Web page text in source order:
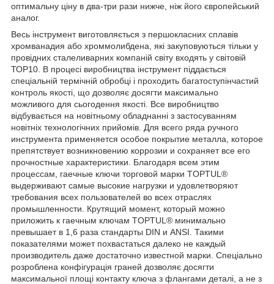
оптимальну ціну в два-три рази нижче, ніж його європейський
аналог.
Весь інструмент виготовляється з першокласних сплавів
хромванадия або хроммолибдена, які закуповуються тільки у
провідних сталеливарних компаній світу входять у світовій
ТОР10. В процесі виробництва інструмент піддається
спеціальній термічній обробці і проходить багатоступінчастий
контроль якості, що дозволяє досягти максимально
можливого для сьогодення якості. Все виробництво
відбувається на новітньому обладнанні з застосуванням
новітніх технологічних прийомів. Для всего ряда ручного
инструмента применяется особое покрытие металла, которое
препятствует возникновению коррозии и сохраняет все его
прочностные характеристики. Благодаря всем этим
процессам, гаечные ключи торговой марки TOPTUL®
выдерживают самые высокие нагрузки и удовлетворяют
требования всех пользователей во всех отраслях
промышленности. Крутящий момент, который можно
приложить к гаечным ключам TOPTUL® минимально
превышает в 1,6 раза стандарты DIN и ANSI. Такими
показателями может похвастаться далеко не каждый
производитель даже достаточно известной марки. Спеціально
розроблена конфігурація граней дозволяє досягти
максимальної площі контакту ключа з флангами деталі, а не з